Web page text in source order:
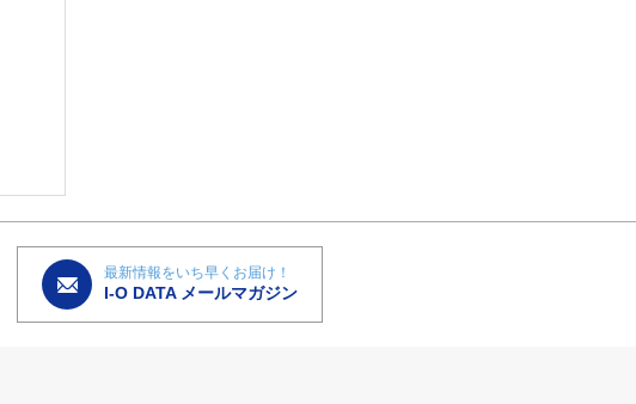
最新情報をいち早くお届け！
I-O DATA メールマガジン